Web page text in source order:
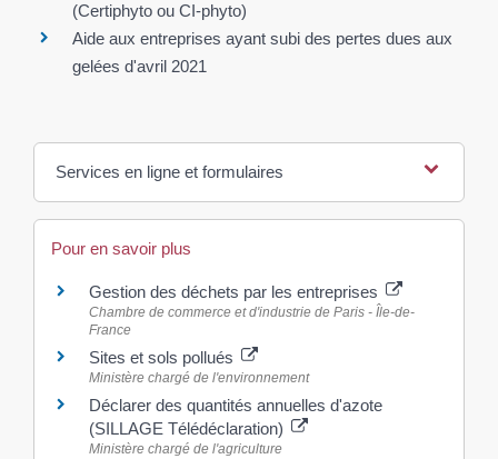
(Certiphyto ou CI-phyto)
Aide aux entreprises ayant subi des pertes dues aux
gelées d'avril 2021
Services en ligne et formulaires
Pour en savoir plus
Gestion des déchets par les entreprises
Chambre de commerce et d'industrie de Paris - Île-de-
France
Sites et sols pollués
Ministère chargé de l'environnement
Déclarer des quantités annuelles d'azote
(SILLAGE Télédéclaration)
Ministère chargé de l'agriculture